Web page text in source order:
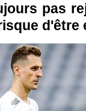
pas
d'être